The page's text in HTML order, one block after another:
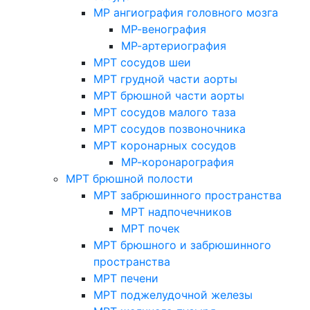
МР ангиография головного мозга
МР-венография
МР-артериография
МРТ сосудов шеи
МРТ грудной части аорты
МРТ брюшной части аорты
МРТ сосудов малого таза
МРТ сосудов позвоночника
МРТ коронарных сосудов
МР-коронарография
МРТ брюшной полости
МРТ забрюшинного пространства
МРТ надпочечников
МРТ почек
МРТ брюшного и забрюшинного
пространства
МРТ печени
МРТ поджелудочной железы